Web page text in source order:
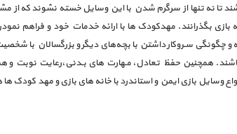
تا نه تنها از سرگرم شدن با این وسایل خسته نشوند که
بگذرانند. مهدکودک‌ ها با ارائه خدمات خود و فراهم نمودن
و چگونگی سـروکار داشتن با بچه‌های دیگر و بزرگسالان با
همچنین حفظ تعادل، مـهارت های بـدنی،رعایت نوبت و
وسایل بازی ایمن و استاندرد با خانه های بازی و مهد کودک